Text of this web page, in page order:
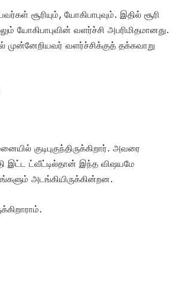
சூரியும், யோகிபாபுவும். இதில் சூரி
வளர்ச்சி அபரிமிதமானது.
வளர்ச்சிக்குத் தக்கவாறு
குடிபுகுந்திருக்கிறார். அவரை
இட்ட ட்வீட்டில்தான் இந்த விஷயமே
அடங்கியிருக்கின்றன.